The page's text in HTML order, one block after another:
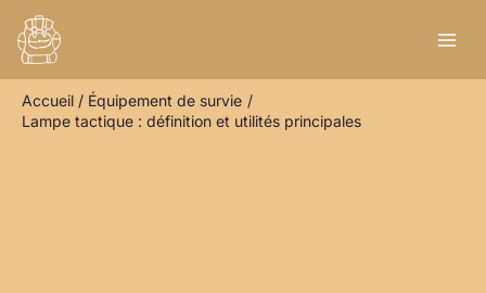
contenu
Accueil
Équipement de survie
Lampe tactique : définition et utilités principales
e
h